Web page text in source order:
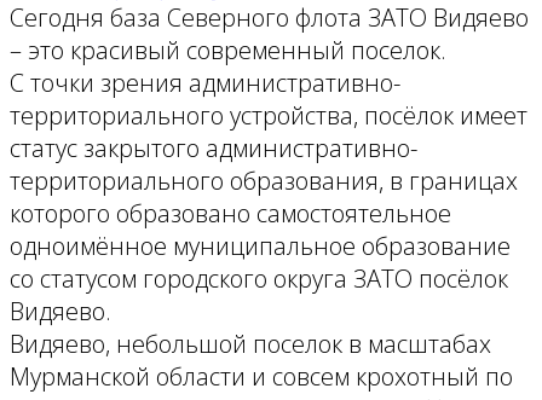
Сегодня база Северного флота ЗАТО Видяево
– это красивый современный поселок.
С точки зрения административно-
территориального устройства, посёлок имеет
статус закрытого административно-
территориального образования, в границах
которого образовано самостоятельное
одноимённое муниципальное образование
со статусом городского округа ЗАТО посёлок
Видяево.
Видяево, небольшой поселок в масштабах
Мурманской области и совсем крохотный по